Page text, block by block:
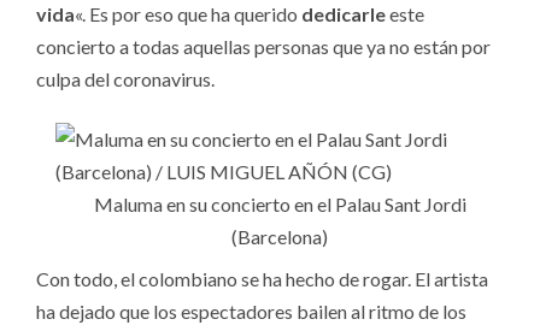
vida«. Es por eso que ha querido dedicarleeste
concierto a todas aquellas personas que ya no están por
culpa del coronavirus.
Maluma en su concierto en el Palau Sant Jordi
(Barcelona)
Con todo, el colombiano se ha hecho de rogar. El artista
ha dejado que los espectadores bailen al ritmo de los